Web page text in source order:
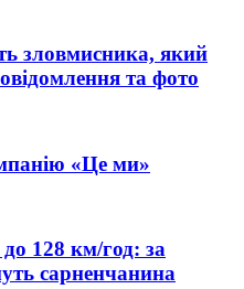
зловмисника, який
та фото
«Це ми»
до 128 км/год: за
сарненчанина